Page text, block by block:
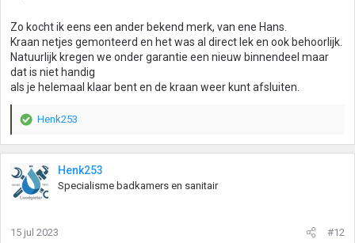
Zo kocht ik eens een ander bekend merk, van ene Hans.
Kraan netjes gemonteerd en het was al direct lek en ook behoorlijk.
Natuurlijk kregen we onder garantie een nieuw binnendeel maar
dat is niet handig
als je helemaal klaar bent en de kraan weer kunt afsluiten.
W
a
r
d
e
n
Henk253
Henk253
Specialisme badkamers en sanitair
15 jul 2023 #12